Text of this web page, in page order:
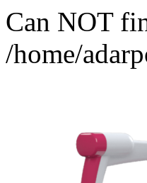
Can NOT
/home/